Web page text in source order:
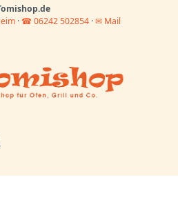
· ☎ 06242 502854·✉ Mail